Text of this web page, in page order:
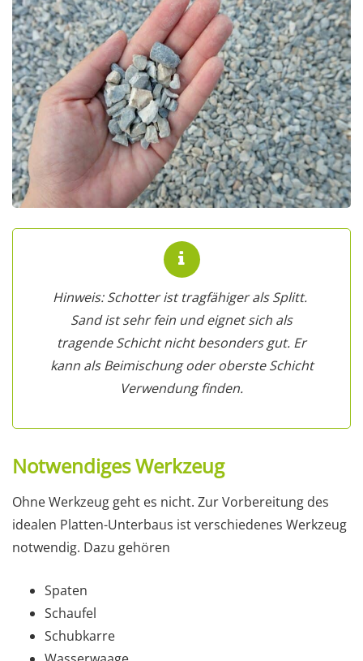
Hinweis: Schotter ist tragfähiger als Splitt.
Sand ist sehr fein und eignet sich als
tragende Schicht nicht besonders gut. Er
kann als Beimischung oder oberste Schicht
Verwendung finden.
Notwendiges Werkzeug
Ohne Werkzeug geht es nicht. Zur Vorbereitung des
idealen Platten-Unterbaus ist verschiedenes Werkzeug
notwendig. Dazu gehören
Spaten
Schaufel
Schubkarre